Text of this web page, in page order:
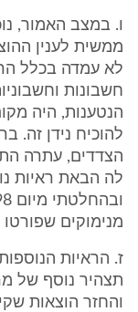
ו. במצב האמור,
ממשית לענין
לא עמדה בכלל
חשבונות
הנטענות, היה
להוכיח נידן זה.
לה הבאת ראיות
מנימוקים
ז. הראיות
תצהיר נוסף של
והחזר הוצאות